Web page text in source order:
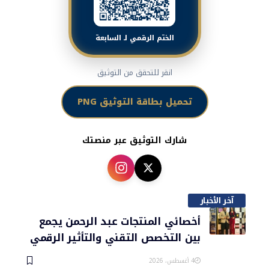
الختم الرقمي لـ السابعة
انقر للتحقق من التوثيق
تحميل بطاقة التوثيق PNG
شارك التوثيق عبر منصتك
آخر الأخبار
أخصائي المنتجات عبد الرحمن يجمع
بين التخصص التقني والتأثير الرقمي
4 أغسطس، 2026